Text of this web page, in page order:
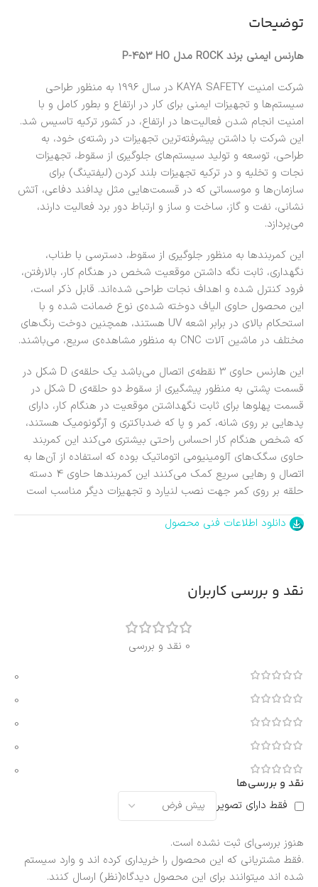
توضیحات
هارنس ایمنی برند ROCK مدل P-453 HO
شرکت امنیت KAYA SAFETY در سال 1996 به منظور طراحی
سیستم‌ها و تجهیزات ایمنی برای کار در ارتفاع و بطور کامل و با
امنیت انجام شدن فعالیت‌ها در ارتفاع، در کشور ترکیه تاسیس شد.
این شرکت با داشتن پیشرفته‌ترین تجهیزات در رشته‌ی خود، به
طراحی، توسعه و تولید سیستم‌های جلوگیری از سقوط، تجهیزات
نجات و تخلیه و در ترکیه تجهیزات بلند کردن (لیفتینگ) برای
سازمان‌ها و موسساتی که در قسمت‌هایی مثل پدافند دفاعی، آتش
نشانی، نفت و گاز، ساخت و ساز و ارتباط دور برد فعالیت دارند،
می‌پردازد.
این کمربندها به منظور جلوگیری از سقوط، دسترسی با طناب،
نگهداری، ثابت نگه داشتن موقعیت شخص در هنگام کار، بالارفتن،
فرود کنترل شده و اهداف نجات طراحی شده‌اند. قابل ذکر است،
این محصول حاوی الیاف دوخته شده‌ی نوع ضمانت شده و با
استحکام بالای در برابر اشعه UV هستند، همچنین دوخت رنگ‌های
مختلف در ماشین آلات CNC به منظور مشاهده‌ی سریع، می‌باشند.
این هارنس حاوی 3 نقطه‌ی اتصال می‌باشد یک حلقه‌ی D شکل در
قسمت پشتی به منظور پیشگیری از سقوط دو حلقه‌ی D شکل در
قسمت پهلوها برای ثابت نگهداشتن موقعیت در هنگام کار، دارای
پدهایی بر روی شانه، کمر و پا که ضدباکتری و آرگونومیک هستند،
که شخص هنگام کار احساس راحتی بیشتری می‌کند این کمربند
حاوی سگک‌های آلومینیومی اتوماتیک بوده که استفاده از آن‌ها به
اتصال و رهایی سریع کمک می‌کنند این کمربندها حاوی 4 دسته
حلقه بر روی کمر جهت نصب لنیارد و تجهیزات دیگر مناسب است
دانلود اطلاعات فنی محصول
نقد و بررسی کاربران
0 نقد و بررسی
0
0
0
0
0
نقد و بررسی‌ها
فقط دارای تصویر
هنوز بررسی‌ای ثبت نشده است.
.فقط مشتریانی که این محصول را خریداری کرده اند و وارد سیستم
شده اند میتوانند برای این محصول دیدگاه(نظر) ارسال کنند.